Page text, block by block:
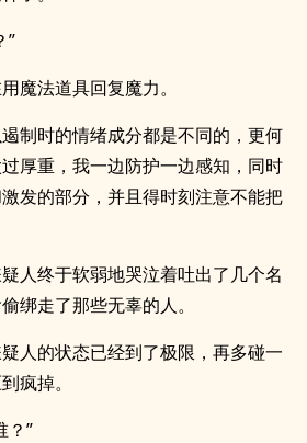
”
魔法道具回复魔力。
制时的情绪成分都是不同的，更何
厚重，我一边防护一边感知，同时
发的部分，并且得时刻注意不能把
人终于软弱地哭泣着吐出了几个名
绑走了那些无辜的人。
人的状态已经到了极限，再多碰一
疯掉。
？”